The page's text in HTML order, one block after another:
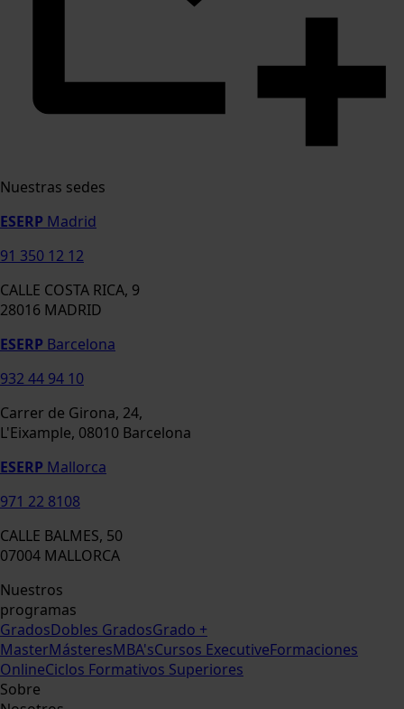
Nuestras sedes
ESERP Madrid
91 350 12 12
CALLE COSTA RICA, 9
28016 MADRID
ESERP Barcelona
932 44 94 10
Carrer de Girona, 24,
L'Eixample, 08010 Barcelona
ESERP Mallorca
971 22 8108
CALLE BALMES, 50
07004 MALLORCA
Nuestros
programas
GradosDobles GradosGrado +
MasterMásteresMBA'sCursos ExecutiveFormaciones
OnlineCiclos Formativos Superiores
Sobre